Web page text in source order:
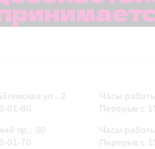
ул., 2
01-80
пр., 30
01-70
Часы
Перерыв с
Часы
Перерыв с